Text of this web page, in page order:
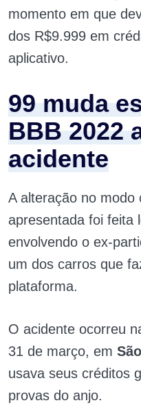
momento em que
dos R$9.999 em
aplicativo.
99 muda
BBB 2022
acidente
A alteração no
apresentada foi feita
envolvendo o ex-
um dos carros que
plataforma.
O acidente ocorreu
31 de março, em
usava seus créditos
provas do anjo.